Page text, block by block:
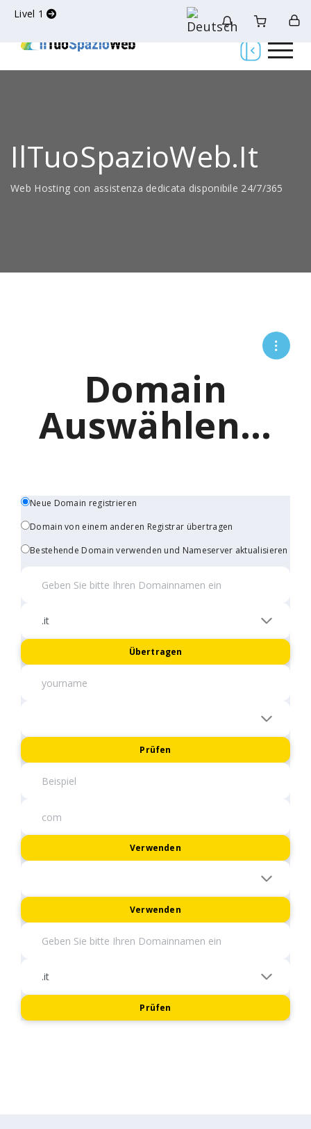
Livel 1
IlTuoSpazioWeb.it
Web Hosting con assistenza dedicata disponibile 24/7/365
Domain
Auswählen...
Neue Domain registrieren
Domain von einem anderen Registrar übertragen
Bestehende Domain verwenden und Nameserver aktualisieren
Übertragen
Prüfen
Verwenden
Verwenden
Prüfen